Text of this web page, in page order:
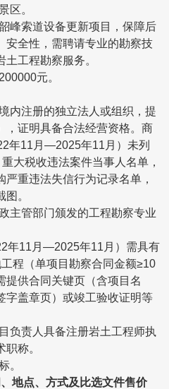
区。
峰索道设备更新项目，保障后
安全性，需聘请专业的勘察技
工程勘察服务。
元。
内注册的独立法人或组织，提
，证明具备合法经营资格。商
年11月—2025年11月）未列
大税收违法案件当事人名单，
重违法失信行为记录名单，
。
主管部门颁发的工程勘察专业
年11月—2025年11月）需具有
程（单项目勘察合同金额≥10
提供合同关键页（含项目名
字盖章页）或竣工验收证明等
负责人具备注册岩土工程师执
称。
。
地点、方式及比选文件售价